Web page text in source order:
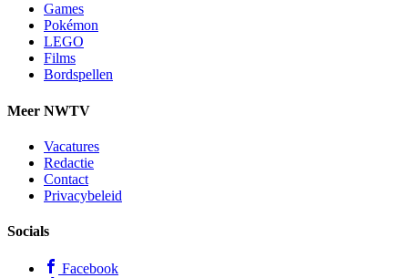
Games
Pokémon
LEGO
Films
Bordspellen
Meer NWTV
Vacatures
Redactie
Contact
Privacybeleid
Socials
Facebook